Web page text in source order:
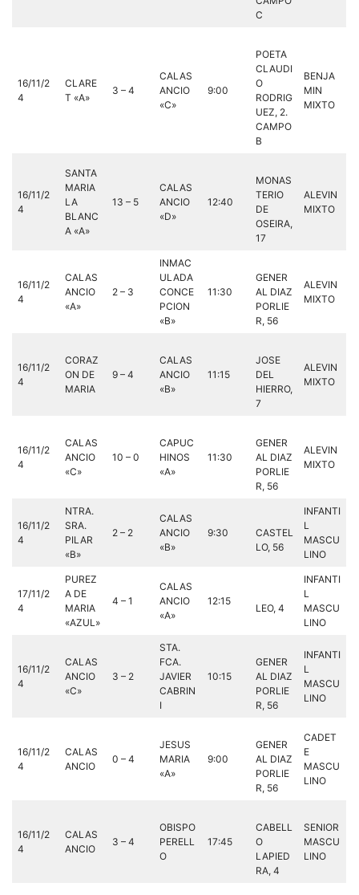
C
16/11/2
4
CLARE
T «A»
3 – 4
CALAS
ANCIO
«C»
9:00
POETA
CLAUDI
O
RODRIG
UEZ, 2.
CAMPO
B
BENJA
MIN
MIXTO
16/11/2
4
SANTA
MARIA
LA
BLANC
A «A»
13 – 5
CALAS
ANCIO
«D»
12:40
MONAS
TERIO
DE
OSEIRA,
17
ALEVIN
MIXTO
16/11/2
4
CALAS
ANCIO
«A»
2 – 3
INMAC
ULADA
CONCE
PCION
«B»
11:30
GENER
AL DIAZ
PORLIE
R, 56
ALEVIN
MIXTO
16/11/2
4
CORAZ
ON DE
MARIA
9 – 4
CALAS
ANCIO
«B»
11:15
JOSE
DEL
HIERRO,
7
ALEVIN
MIXTO
16/11/2
4
CALAS
ANCIO
«C»
10 – 0
CAPUC
HINOS
«A»
11:30
GENER
AL DIAZ
PORLIE
R, 56
ALEVIN
MIXTO
16/11/2
4
NTRA.
SRA.
PILAR
«B»
2 – 2
CALAS
ANCIO
«B»
9:30
CASTEL
LO, 56
INFANTI
L
MASCU
LINO
17/11/2
4
PUREZ
A DE
MARIA
«AZUL»
4 – 1
CALAS
ANCIO
«A»
12:15
LEO, 4
INFANTI
L
MASCU
LINO
16/11/2
4
CALAS
ANCIO
«C»
3 – 2
STA.
FCA.
JAVIER
CABRIN
I
10:15
GENER
AL DIAZ
PORLIE
R, 56
INFANTI
L
MASCU
LINO
16/11/2
4
CALAS
ANCIO
0 – 4
JESUS
MARIA
«A»
9:00
GENER
AL DIAZ
PORLIE
R, 56
CADET
E
MASCU
LINO
16/11/2
4
CALAS
ANCIO
3 – 4
OBISPO
PERELL
O
17:45
CABELL
O
LAPIED
RA, 4
SENIOR
MASCU
LINO